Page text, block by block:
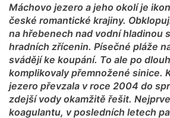
Máchovo jezero a jeho okolí je
české romantické krajiny.
na hřebenech nad vodní hladinou
hradních zřícenin. Písečné pláže
svádějí ke koupání. To ale po
komplikovaly přemnožené sinice.
jezero převzala v roce 2004 do
zdejší vody okamžitě řešit.
koagulantu, v posledních letech